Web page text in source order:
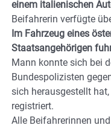
einem italienischen
Beifahrerin verfügte
Im Fahrzeug eines
Staatsangehörigen
Mann konnte sich bei
Bundespolizisten
sich herausgestellt
registriert.
Alle Beifahrerinnen